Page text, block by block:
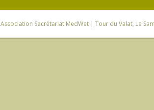
Association Secrétariat MedWet | Tour du Valat, Le